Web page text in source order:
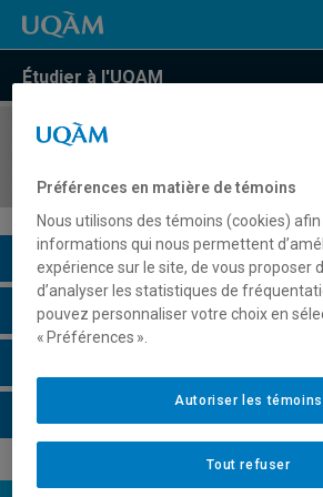
Étudier à l'UQAM
COURS//
Description du cours
Horaire - Été 2026
Préférences en matière de témoins
Nous utilisons des témoins (cookies)
informations qui nous permettent
expérience sur le site, de vous proposer
d’analyser les statistiques de
pouvez personnaliser votre choix en
« Préférences ».
Tout refuser
Autoriser les témoins